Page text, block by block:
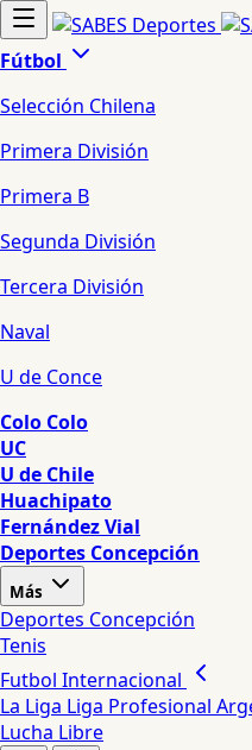
Fútbol
Selección Chilena
Primera División
Primera B
Segunda División
Tercera División
Naval
U de Conce
Colo Colo
UC
U de Chile
Huachipato
Fernández Vial
Deportes Concepción
Más
Deportes Concepción
Tenis
Futbol Internacional
La Liga Liga Profesional
Lucha Libre